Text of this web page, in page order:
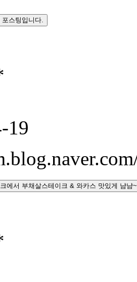
스팅입니다.
19
에서 부채살스테이크 & 와카스 맛있게 냠냠~